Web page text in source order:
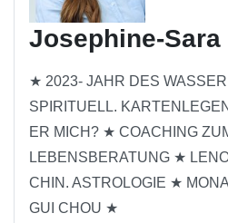
Josephine-Sara
★ 2023- JAHR DES
SPIRITUELL.
ER MICH? ★ COACHING
LEBENSBERATUNG ★
CHIN. ASTROLOGIE ★
GUI CHOU ★